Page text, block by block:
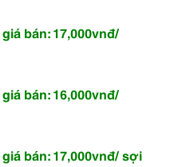
17,000vnđ/
16,000vnđ/
17,000vnđ/ sợi